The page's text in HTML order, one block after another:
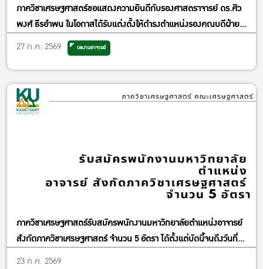
ภาควิชาเศรษฐศาสตร์ขอแสดงความยินดีกับรองศาสตราจารย์ ดร.ศิว
พงศ์ ธีรอำพน ในโอกาสได้รับแต่งตั้งให้ดำรงตำแหน่งรองคณบดีฝ่าย
วิจัยและพันธกิจเพื่อสังคม
27 ก.ค. 2569 ผลงานอาจารย์
ภาควิชาเศรษฐศาสตร์รับสมัครพนักงานมหาวิทยาลัยตำแหน่งอาจารย์
สังกัดภาควิชาเศรษฐศาสตร์ จำนวน 5 อัตรา ได้ตั้งแต่บัดนี้จนถึงวันที่
13 พฤศจิกายน พ.ศ. 2569
23 ก.ค. 2569